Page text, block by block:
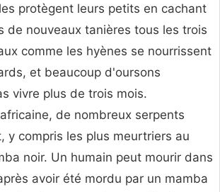
protègent leurs petits en cachant
de nouveaux tanières tous les trois
comme les hyènes se nourrissent
et beaucoup d'oursons
vivre plus de trois mois.
de nombreux serpents
y compris les plus meurtriers au
noir. Un humain peut mourir dans
avoir été mordu par un mamba